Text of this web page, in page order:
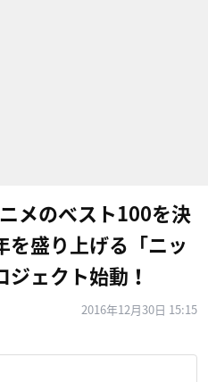
メのベスト100を決
を盛り上げる「ニッ
ェクト始動！
2016年12月30日 15:15